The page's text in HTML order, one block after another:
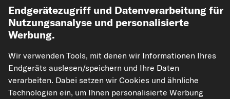
Unsere Versandpartner
Endgerätezugriff und Datenverarbeitung für
Nutzungsanalyse und personalisierte
Werbung.
Wir verwenden Tools, mit denen wir Informationen Ihres
Endgeräts auslesen/speichern und Ihre Daten
verarbeiten. Dabei setzen wir Cookies und ähnliche
Technologien ein, um Ihnen personalisierte Werbung